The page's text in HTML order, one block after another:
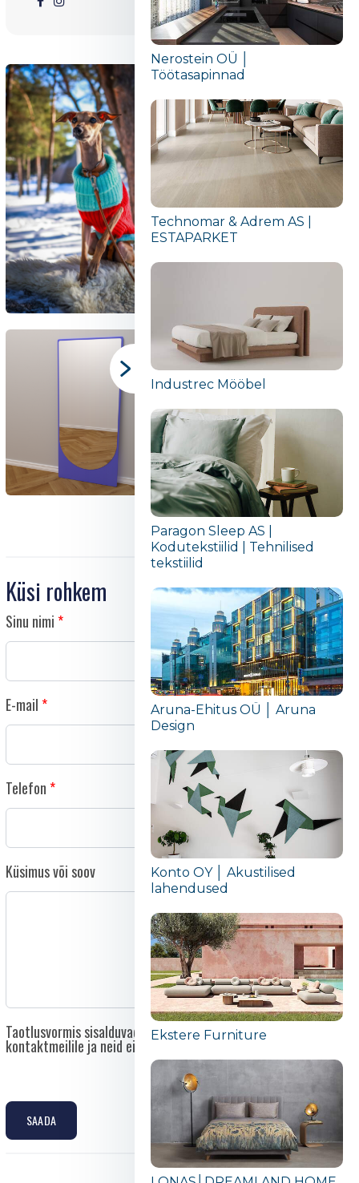
Küsi rohkem
Sinu nimi
E-mail
Telefon
Küsimus või soov
Taotlusvormis sisalduvad andmed saadetakse otse asutuse
kontaktmeilile ja neid ei edastata kolmandatele isikutele.
SAADA
Nerostein OÜ │
Töötasapinnad
Technomar & Adrem AS |
ESTAPARKET
Industrec Mööbel
Paragon Sleep AS |
Kodutekstiilid | Tehnilised
tekstiilid
Aruna-Ehitus OÜ │ Aruna
Design
Konto OY │ Akustilised
lahendused
Ekstere Furniture